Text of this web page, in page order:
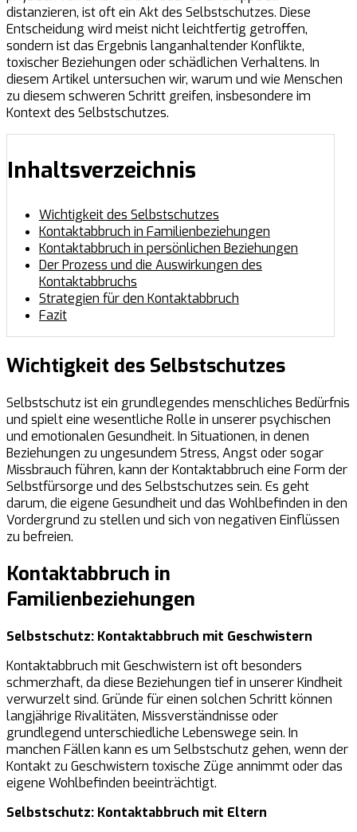
distanzieren, ist oft ein Akt des Selbstschutzes. Diese
Entscheidung wird meist nicht leichtfertig getroffen,
sondern ist das Ergebnis langanhaltender Konflikte,
toxischer Beziehungen oder schädlichen Verhaltens. In
diesem Artikel untersuchen wir, warum und wie Menschen
zu diesem schweren Schritt greifen, insbesondere im
Kontext des Selbstschutzes.
Inhaltsverzeichnis
Wichtigkeit des Selbstschutzes
Kontaktabbruch in Familienbeziehungen
Kontaktabbruch in persönlichen Beziehungen
Der Prozess und die Auswirkungen des
Kontaktabbruchs
Strategien für den Kontaktabbruch
Fazit
Wichtigkeit des Selbstschutzes
Selbstschutz ist ein grundlegendes menschliches Bedürfnis
und spielt eine wesentliche Rolle in unserer psychischen
und emotionalen Gesundheit. In Situationen, in denen
Beziehungen zu ungesundem Stress, Angst oder sogar
Missbrauch führen, kann der Kontaktabbruch eine Form der
Selbstfürsorge und des Selbstschutzes sein. Es geht
darum, die eigene Gesundheit und das Wohlbefinden in den
Vordergrund zu stellen und sich von negativen Einflüssen
zu befreien.
Kontaktabbruch in
Familienbeziehungen
Selbstschutz: Kontaktabbruch mit Geschwistern
Kontaktabbruch mit Geschwistern ist oft besonders
schmerzhaft, da diese Beziehungen tief in unserer Kindheit
verwurzelt sind. Gründe für einen solchen Schritt können
langjährige Rivalitäten, Missverständnisse oder
grundlegend unterschiedliche Lebenswege sein. In
manchen Fällen kann es um Selbstschutz gehen, wenn der
Kontakt zu Geschwistern toxische Züge annimmt oder das
eigene Wohlbefinden beeinträchtigt.
Selbstschutz: Kontaktabbruch mit Eltern